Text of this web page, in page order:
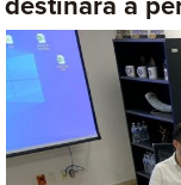
destinará a